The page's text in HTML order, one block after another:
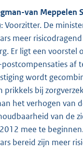
van Meppelen
Voorzitter. De
meer
Er ligt een voorstel
af
wordt
prikkels bij
het verhogen van
van de
mee te
bereid zijn meer